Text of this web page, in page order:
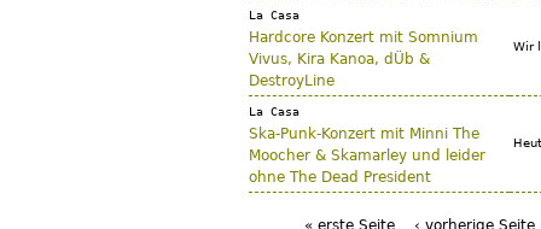
La Casa
Hardcore Konzert mit Somnium
Vivus, Kira Kanoa, dÜb &
DestroyLine
Wir
La Casa
Ska-Punk-Konzert mit Minni The
Moocher & Skamarley und leider
ohne The Dead President
« erste Seite ‹ vorherige Seite